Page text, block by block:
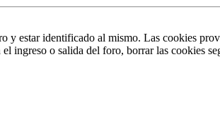
y estar identificado al mismo. Las cookies
ingreso o salida del foro, borrar las cookies